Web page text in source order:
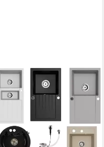
FAIZEE MÖBEL
Granitspüle Granitspüle
Küchenspüle mit Siphon
Modelle, Eckig, 48/50 cm
ab 79,00 € UVP 194,99 €